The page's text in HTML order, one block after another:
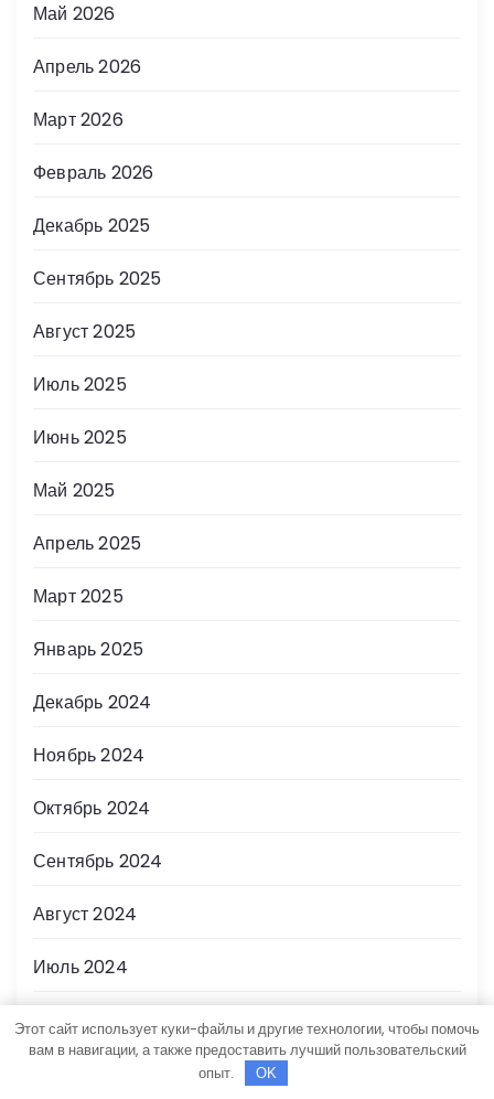
Май 2026
Апрель 2026
Март 2026
Февраль 2026
Декабрь 2025
Сентябрь 2025
Август 2025
Июль 2025
Июнь 2025
Май 2025
Апрель 2025
Март 2025
Январь 2025
Декабрь 2024
Ноябрь 2024
Октябрь 2024
Сентябрь 2024
Август 2024
Июль 2024
Июнь 2024
Этот сайт использует куки-файлы и другие технологии, чтобы помочь
вам в навигации, а также предоставить лучший пользовательский
опыт.
OK